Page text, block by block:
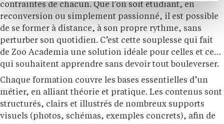
contraintes de chacun. Que l’on soit étudiant, en
reconversion ou simplement passionné, il est possible
de se former à distance, à son propre rythme, sans
perturber son quotidien. C’est cette souplesse qui fait
de Zoo Academia une solution idéale pour celles et ceux
qui souhaitent apprendre sans devoir tout bouleverser.
Chaque formation couvre les bases essentielles d’un
métier, en alliant théorie et pratique. Les contenus sont
structurés, clairs et illustrés de nombreux supports
visuels (photos, schémas, exemples concrets), afin de